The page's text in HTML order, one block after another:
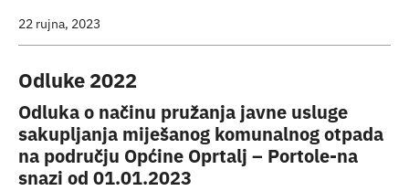
22 rujna, 2023
Odluke 2022
Odluka o načinu pružanja javne usluge
sakupljanja miješanog komunalnog otpada
na području Općine Oprtalj – Portole-na
snazi od 01.01.2023